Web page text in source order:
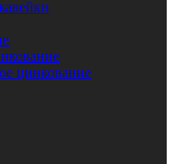
цинкование